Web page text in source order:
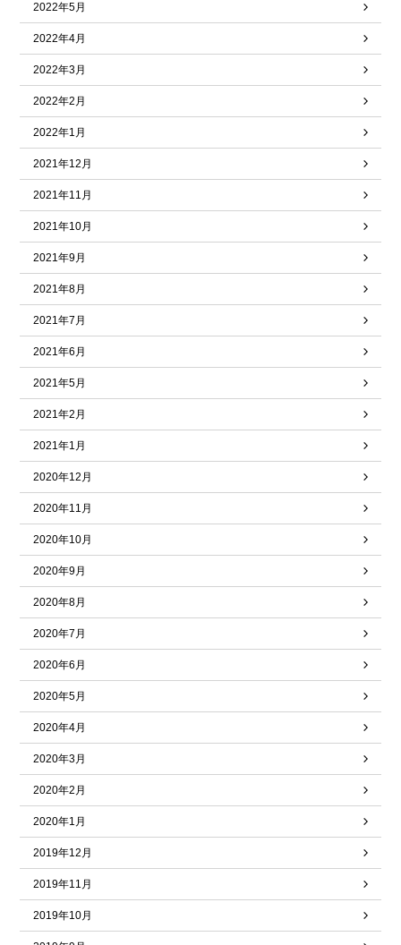
2022年5月
2022年4月
2022年3月
2022年2月
2022年1月
2021年12月
2021年11月
2021年10月
2021年9月
2021年8月
2021年7月
2021年6月
2021年5月
2021年2月
2021年1月
2020年12月
2020年11月
2020年10月
2020年9月
2020年8月
2020年7月
2020年6月
2020年5月
2020年4月
2020年3月
2020年2月
2020年1月
2019年12月
2019年11月
2019年10月